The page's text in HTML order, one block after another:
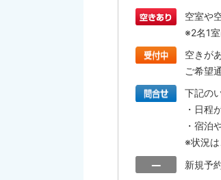
空室や
※2名1
空きが
ご希望
下記の
・日程
・宿泊
※状況は
新規予